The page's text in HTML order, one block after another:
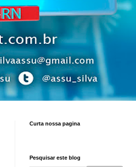
Curta nossa pagina
Pesquisar este blog